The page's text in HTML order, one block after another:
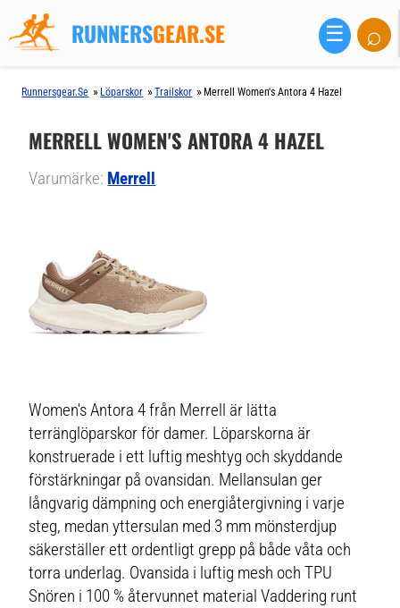
RUNNERSGEAR.SE ☰ ⌕
Runnersgear.se » Löparskor »Trailskor » Merrell Women's Antora 4 Hazel
MERRELL WOMEN'S ANTORA 4 HAZEL
Varumärke: Merrell
Women's Antora 4 från Merrell är lätta
terränglöparskor för damer. Löparskorna är
konstruerade i ett luftig meshtyg och skyddande
förstärkningar på ovansidan. Mellansulan ger
långvarig dämpning och energiåtergivning i varje
steg, medan yttersulan med 3 mm mönsterdjup
säkerställer ett ordentligt grepp på både våta och
torra underlag. Ovansida i luftig mesh och TPU
Snören i 100 % återvunnet material Vaddering runt